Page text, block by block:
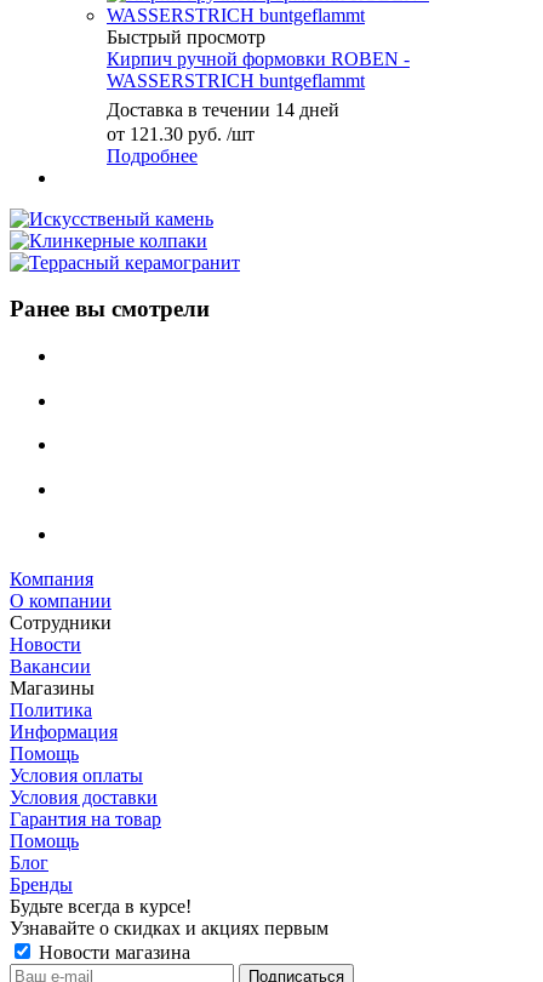
Быстрый просмотр
Кирпич ручной формовки ROBEN -
WASSERSTRICH buntgeflammt
Доставка в течении 14 дней
от 121.30 руб. /шт
Подробнее
Ранее вы смотрели
Компания
О компании
Сотрудники
Новости
Вакансии
Магазины
Политика
Информация
Помощь
Условия оплаты
Условия доставки
Гарантия на товар
Помощь
Блог
Бренды
Будьте всегда в курсе!
Узнавайте о скидках и акциях первым
Новости магазина